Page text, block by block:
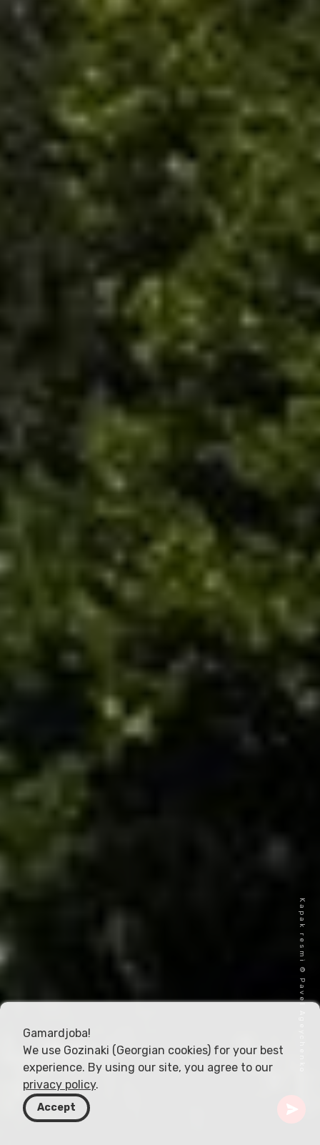
Kapak resmi © Pavel Ageychenko
Gamardjoba!
We use Gozinaki (Georgian cookies) for your best
experience. By using our site, you agree to our
privacy policy.
Accept